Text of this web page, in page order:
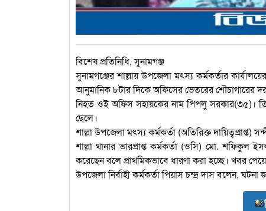
বিশেষ প্রতিনিধি, সুনামগঞ্জ
সুনামগঞ্জের শাল্লায় উপজেলা মৎস্য কর্মকর্তার
আনুমানিক ৮টার দিকে অফিসের ভেতরের শৌচাগারের
নিহত ওই অফিস সহায়কের নাম পিপলু সরকার(৩৫)।
ছেলে।
শাল্লা উপজেলা মৎস্য কর্মকর্তা (অতিরিক্ত
শাল্লা থানার ভারপ্রাপ্ত কর্মকর্তা (ওসি) মো.
করেছেন বলে প্রাথমিকভাবে ধারণা করা হচ্ছে। খবর
উপজেলা নির্বাহী কর্মকর্তা পিয়াস চন্দ্র দাস বলেন,